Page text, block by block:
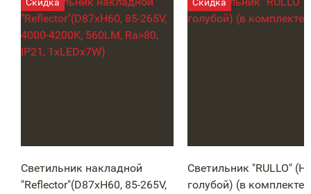
Светильник накладной
"Reflector"(D87xH60, 85-265V,
Светильник "RULLO"
голубой) (в комплекте)